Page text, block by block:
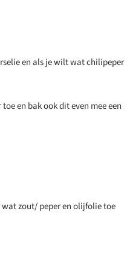
en als je wilt wat chilipeper
en bak ook dit even mee een
zout/ peper en olijfolie toe